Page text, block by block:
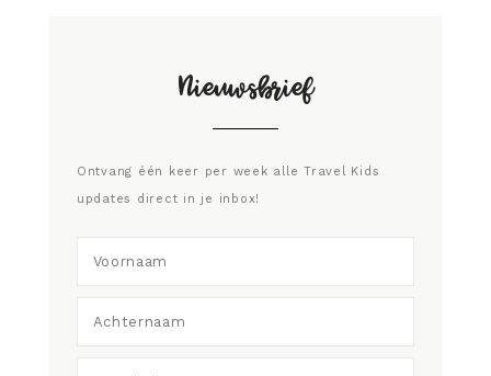
Nieuwsbrief
Ontvang één keer per week alle Travel Kids
updates direct in je inbox!